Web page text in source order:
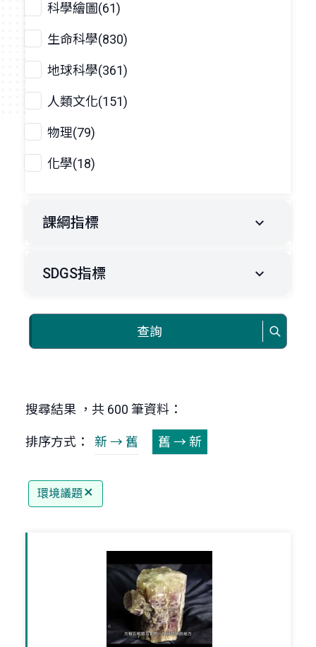
科學繪圖(61)
生命科學(830)
地球科學(361)
人類文化(151)
物理(79)
化學(18)
課綱指標
SDGS指標
查詢
搜尋結果 ，共 600 筆資料：
排序方式： 新 → 舊 舊 → 新
環境議題